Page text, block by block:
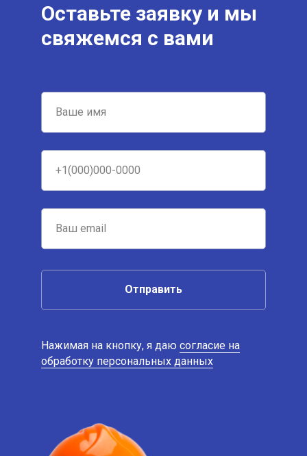
Оставьте заявку и мы
свяжемся с вами
Отправить
Нажимая на кнопку, я даю согласие на
обработку персональных данных